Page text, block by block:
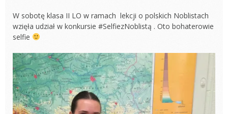
W sobotę klasa II LO w ramach lekcji o polskich Noblistach
wzięła udział w konkursie #SelfiezNoblistą . Oto bohaterowie
selfie